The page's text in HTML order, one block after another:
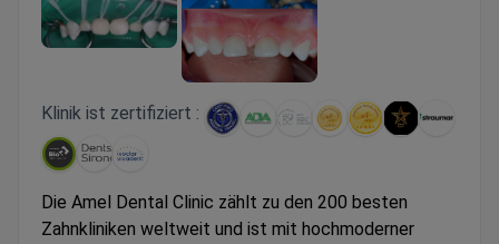
Klinik ist zertifiziert :
Die Amel Dental Clinic zählt zu den 200 besten
Zahnkliniken weltweit und ist mit hochmoderner